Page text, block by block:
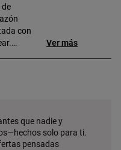
de
con
Ver más
que nadie y
solo para ti.
pensadas